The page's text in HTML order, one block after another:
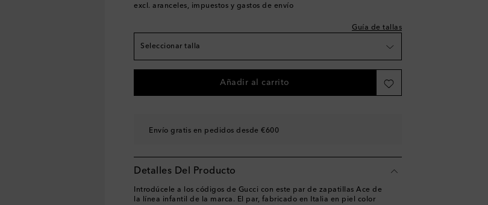
excl. aranceles, impuestos y gastos de envío
Guía de tallas
Seleccionar talla
EU 17
EU 19
Añadir al carrito
Envío gratis en pedidos desde €600
Detalles Del Producto
Introdúcele a los códigos de Gucci con este par de zapatillas Ace de
la línea infantil de la marca. El par, fabricado en Italia en piel color